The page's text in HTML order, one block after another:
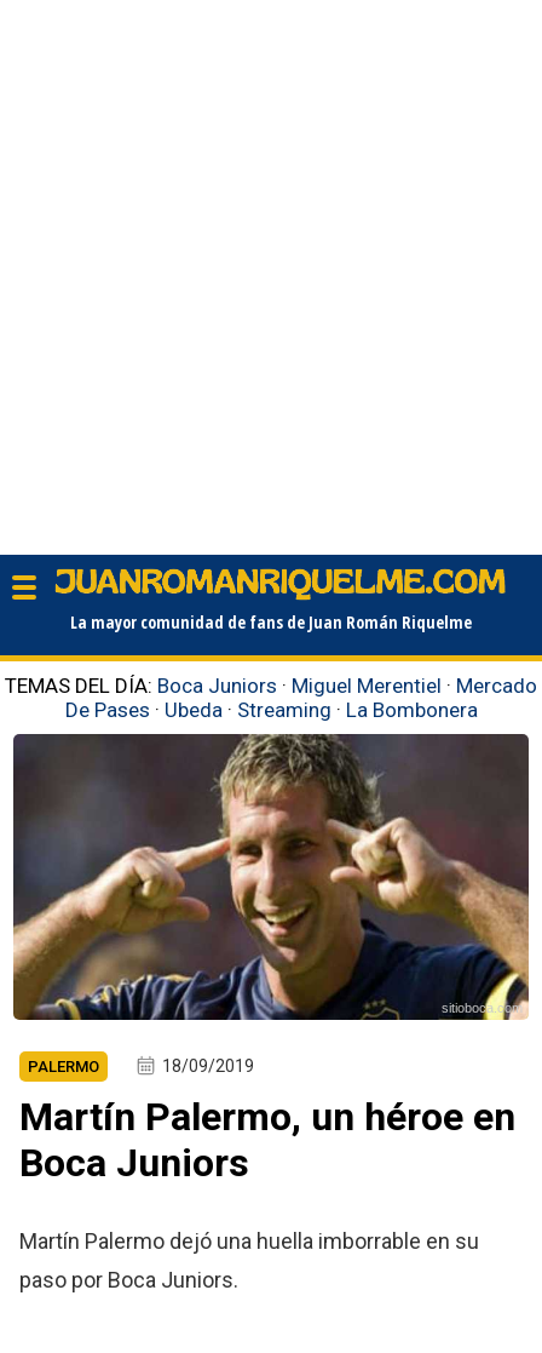
La mayor comunidad de fans de Juan Román Riquelme
TEMAS DEL DÍA: Boca Juniors · Miguel Merentiel · Mercado
De Pases · Ubeda · Streaming · La Bombonera
sitioboca.com
PALERMO 18/09/2019
Martín Palermo, un héroe en
Boca Juniors
Martín Palermo dejó una huella imborrable en su
paso por Boca Juniors.